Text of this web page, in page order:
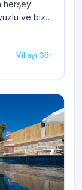
herşey
ve bize
güzeldi.
bir villa
Herşey
gelecek
"
Villayı Gör